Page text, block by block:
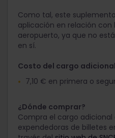
Como tal, este
aplicación en relación con
aeropuerto, ya que no
en sí.
Costo del cargo adicional
7,10 € en primera o
¿Dónde comprar?
Compra el cargo adicional
expendedoras de billetes